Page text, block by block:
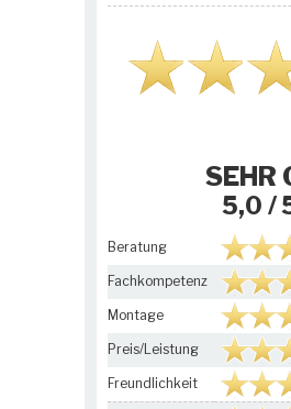
SEHR
5,0 /
Beratung
Fachkompetenz
Montage
Preis/Leistung
Freundlichkeit